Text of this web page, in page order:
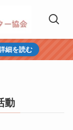
細を読む
動